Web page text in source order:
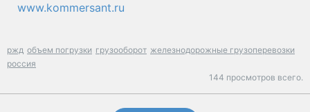
www.kommersant.ru
ржд объем погрузки грузооборот железнодорожные грузоперевозки
россия
144 просмотров всего.